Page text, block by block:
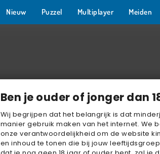
Ben je ouder of jonger dan
Wij begrijpen dat het belangrijk is dat
manier gebruik maken van het internet. We
onze verantwoordelijkheid om de website
en inhoud te tonen die bij jouw
Nieuw Puzzel Multiplayer Meiden